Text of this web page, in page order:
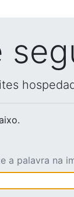
a palavra na